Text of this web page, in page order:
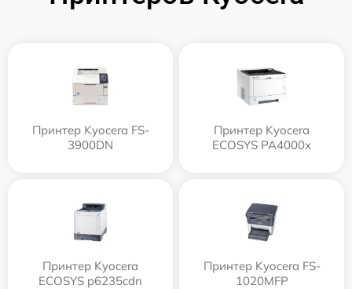
Принтер Kyocera FS-
3900DN
Принтер Kyocera
ECOSYS PA4000x
Принтер Kyocera
ECOSYS p6235cdn
Принтер Kyocera FS-
1020MFP